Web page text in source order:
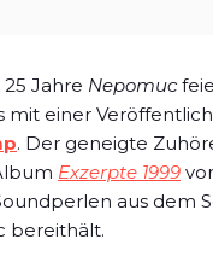
Jahre Nepomuc
mit einer
. Der geneigte
Exzerpte 1999
aus dem
bereithält.